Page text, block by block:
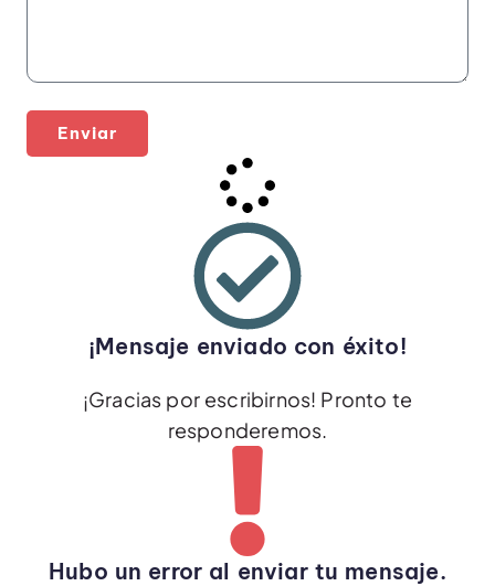
Enviar
¡Mensaje enviado con éxito!
¡Gracias por escribirnos! Pronto te
responderemos.
Hubo un error al enviar tu mensaje.